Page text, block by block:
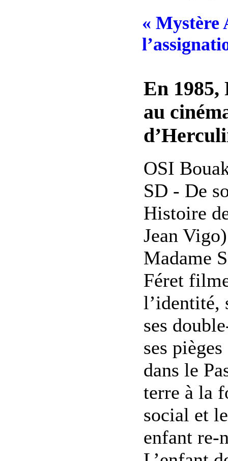
« Mystère
En 1985,
au
OSI
SD - De
Histoire
Jean
Madame
Féret
l’identité,
ses
ses
dans le
terre à la
social et
enfant re-